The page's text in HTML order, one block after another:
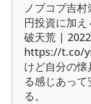
ノブコブ吉
円投資に加
破天荒 |
https://t.co/
けど自分の
る感じあっ
る。